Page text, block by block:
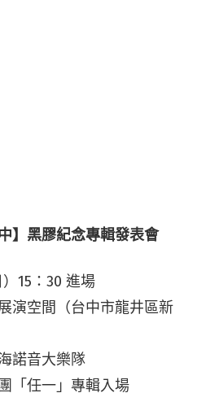
】黑膠紀念專輯發表會
15：30 進場
演空間（台中市龍井區新
諾音大樂隊
「任一」專輯入場